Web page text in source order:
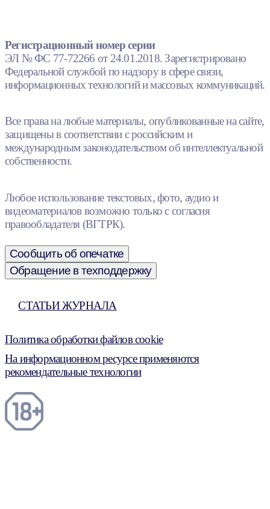
Регистрационный номер серии
ЭЛ № ФС 77-72266 от 24.01.2018. Зарегистрировано
Федеральной службой по надзору в сфере связи,
информационных технологий и массовых коммуникаций.
Все права на любые материалы, опубликованные на сайте,
защищены в соответствии с российским и
международным законодательством об интеллектуальной
собственности.
Любое использование текстовых, фото, аудио и
видеоматериалов возможно только с согласия
правообладателя (ВГТРК).
Сообщить об опечатке
Обращение в техподдержку
СТАТЬИ ЖУРНАЛА
Политика обработки файлов cookie
На информационном ресурсе применяются
рекомендательные технологии